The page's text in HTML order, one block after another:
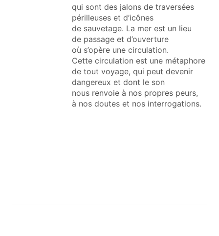
qui sont des jalons de traversées
périlleuses et d’icônes
de sauvetage. La mer est un lieu
de passage et d’ouverture
où s’opère une circulation.
Cette circulation est une métaphore
de tout voyage, qui peut devenir
dangereux et dont le son
nous renvoie à nos propres peurs,
à nos doutes et nos interrogations.